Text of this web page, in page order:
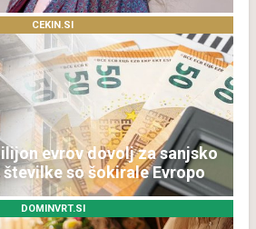
CEKIN.SI
evrov dovolj za sanjsko
številke so šokirale Evropo
DOMINVRT.SI